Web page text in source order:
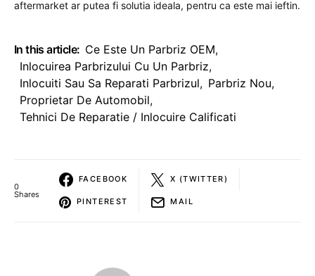
aftermarket ar putea fi solutia ideala, pentru ca este mai ieftin.
In this article: Ce Este Un Parbriz OEM,
Inlocuirea Parbrizului Cu Un Parbriz,
Inlocuiti Sau Sa Reparati Parbrizul, Parbriz Nou,
Proprietar De Automobil,
Tehnici De Reparatie / Inlocuire Calificati
0
Shares
FACEBOOK X (TWITTER)
PINTEREST MAIL